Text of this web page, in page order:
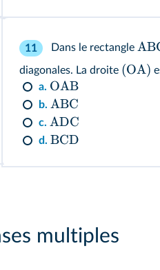
11 Dans le rectangle
diagonales. La droite (OA)
a. OAB
b. ABC
c. ADC
d. BCD
multiples